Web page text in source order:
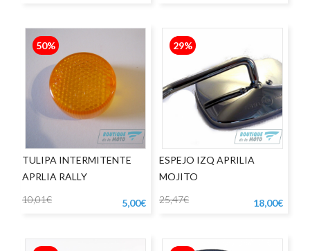
50%
TULIPA INTERMITENTE
APRLIA RALLY
10,01€
5,00€
29%
ESPEJO IZQ APRILIA
MOJITO
25,47€
18,00€